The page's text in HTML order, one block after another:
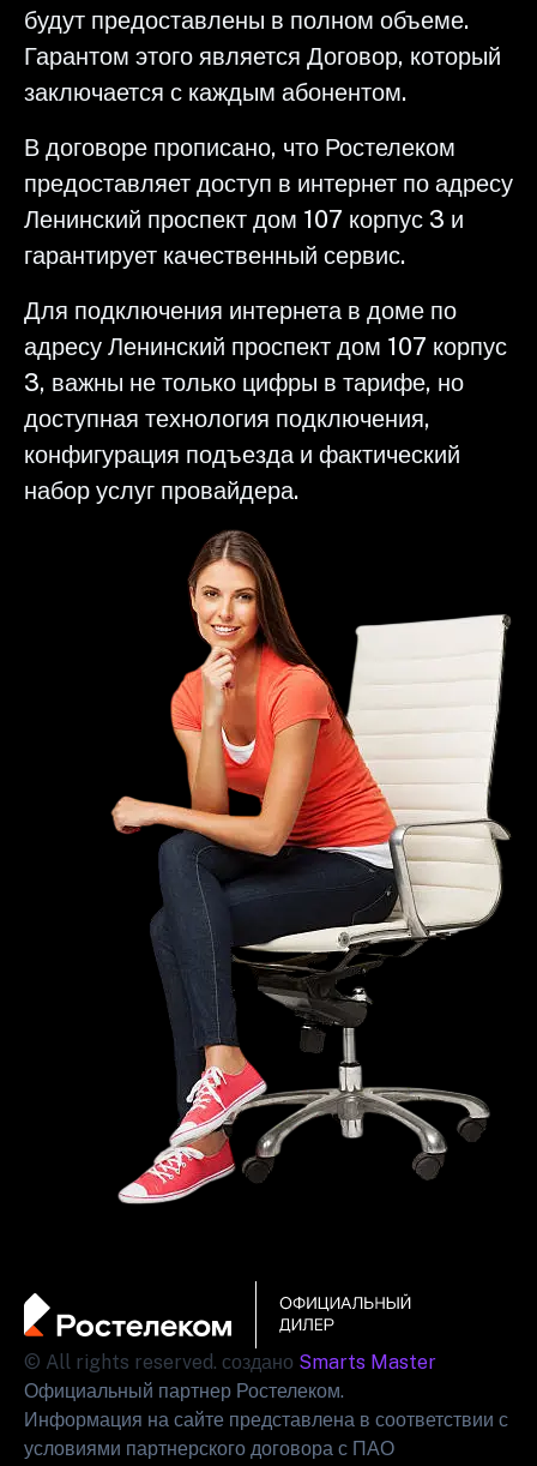
будут предоставлены в полном объеме.
Гарантом этого является Договор, который
заключается с каждым абонентом.
В договоре прописано, что Ростелеком
предоставляет доступ в интернет по адресу
Ленинский проспект дом 107 корпус 3 и
гарантирует качественный сервис.
Для подключения интернета в доме по
адресу Ленинский проспект дом 107 корпус
3, важны не только цифры в тарифе, но
доступная технология подключения,
конфигурация подъезда и фактический
набор услуг провайдера.
© All rights reserved. создано Smarts Master
Официальный партнер Ростелеком.
Информация на сайте представлена в соответствии с
условиями партнерского договора с ПАО